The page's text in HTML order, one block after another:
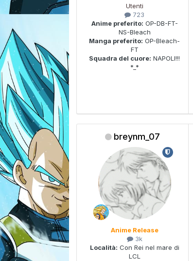
Utenti
723
Anime preferito: OP-DB-FT-
NS-Bleach
Manga preferito: OP-Bleach-
FT
Squadra del cuore: NAPOLI!!!
*_*
breynm_07
Anime Release
3k
Località: Con Rei nel mare di
LCL